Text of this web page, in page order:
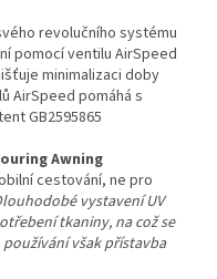
revolučního systému
pomocí ventilu AirSpeed
minimalizaci doby
AirSpeed ​​pomáhá s
GB2595865
Awning
cestování, ne pro
vystavení UV
tkaniny, na což se
však přístavba